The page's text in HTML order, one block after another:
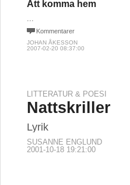
Att komma hem
...
Kommentarer
JOHAN ÅKESSON
2007-02-20 08:37:00
LITTERATUR & POESI
Nattskriller
Lyrik
SUSANNE ENGLUND
2001-10-18 19:21:00